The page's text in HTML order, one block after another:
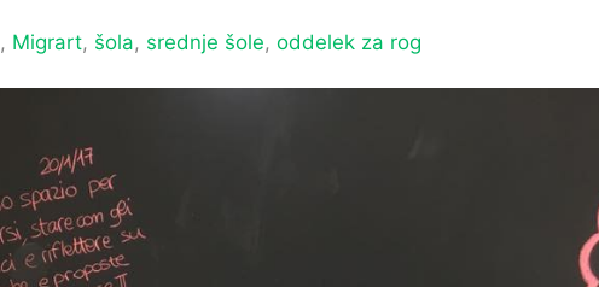
, Migrart, šola, srednje šole, oddelek za rog